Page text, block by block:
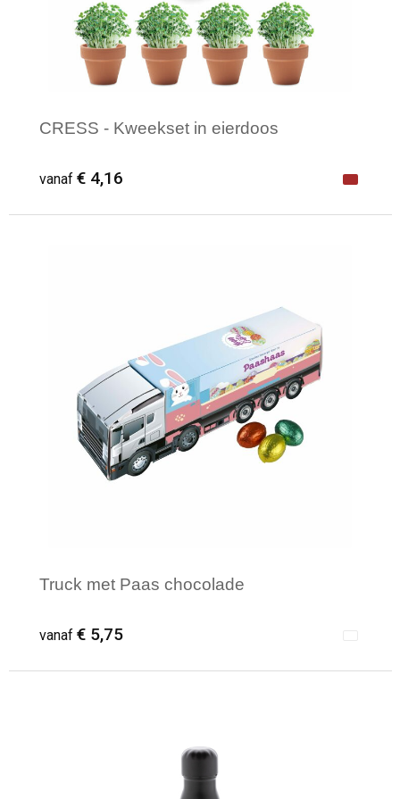
CRESS - Kweekset in eierdoos
vanaf € 4,16
Truck met Paas chocolade
vanaf € 5,75